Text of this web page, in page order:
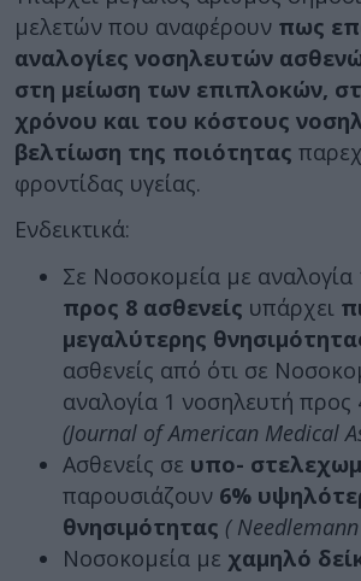
μελετών που αναφέρουν πως
αναλογίες νοσηλευτών
στη μείωση των επιπλοκών,
χρόνου και του κόστους
βελτίωση της ποιότητας
φροντίδας υγείας.
Ενδεικτικά:
Σε Νοσοκομεία με αναλογία
προς 8 ασθενείς υπάρχει
μεγαλύτερης
ασθενείς από ότι σε
αναλογία 1 νοσηλευτή προς
(Journal of American Medical
Ασθενείς σε υπο-
παρουσιάζουν 6%
θνησιμότητας (
Νοσοκομεία με χαμηλό